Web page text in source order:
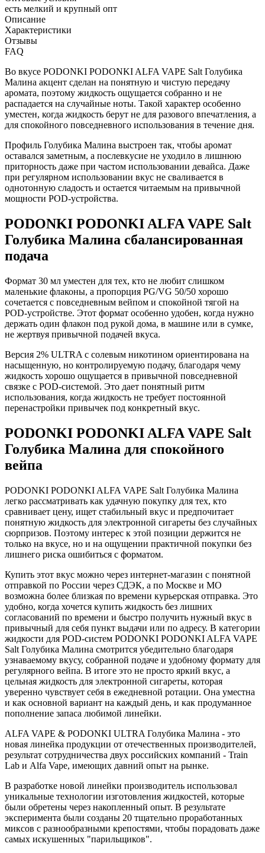
есть мелкий и крупный опт
Описание
Характеристики
Отзывы
FAQ
Во вкусе PODONKI PODONKI ALFA VAPE Salt Голубика
Малина акцент сделан на понятную и чистую передачу
аромата, поэтому жидкость ощущается собранно и не
распадается на случайные ноты. Такой характер особенно
уместен, когда жидкость берут не для разового впечатления, а
для спокойного повседневного использования в течение дня.
Профиль Голубика Малина выстроен так, чтобы аромат
оставался заметным, а послевкусие не уходило в лишнюю
приторность даже при частом использовании девайса. Даже
при регулярном использовании вкус не сваливается в
однотонную сладость и остается читаемым на привычной
мощности POD-устройства.
PODONKI PODONKI ALFA VAPE Salt
Голубика Малина сбалансированная
подача
Формат 30 мл уместен для тех, кто не любит слишком
маленькие флаконы, а пропорция PG/VG 50/50 хорошо
сочетается с повседневным вейпом и спокойной тягой на
POD-устройстве. Этот формат особенно удобен, когда нужно
держать один флакон под рукой дома, в машине или в сумке,
не жертвуя привычной подачей вкуса.
Версия 2% ULTRA с солевым никотином ориентирована на
насыщенную, но контролируемую подачу, благодаря чему
жидкость хорошо ощущается в привычной повседневной
связке с POD-системой. Это дает понятный ритм
использования, когда жидкость не требует постоянной
перенастройки привычек под конкретный вкус.
PODONKI PODONKI ALFA VAPE Salt
Голубика Малина для спокойного
вейпа
PODONKI PODONKI ALFA VAPE Salt Голубика Малина
легко рассматривать как удачную покупку для тех, кто
сравнивает цену, ищет стабильный вкус и предпочитает
понятную жидкость для электронной сигареты без случайных
сюрпризов. Поэтому интерес к этой позиции держится не
только на вкусе, но и на ощущении практичной покупки без
лишнего риска ошибиться с форматом.
Купить этот вкус можно через интернет-магазин с понятной
отправкой по России через СДЭК, а по Москве и МО
возможна более близкая по времени курьерская отправка. Это
удобно, когда хочется купить жидкость без лишних
согласований по времени и быстро получить нужный вкус в
привычный для себя пункт выдачи или по адресу. В категории
жидкости для POD-систем PODONKI PODONKI ALFA VAPE
Salt Голубика Малина смотрится убедительно благодаря
узнаваемому вкусу, собранной подаче и удобному формату для
регулярного вейпа. В итоге это не просто яркий вкус, а
цельная жидкость для электронной сигареты, которая
уверенно чувствует себя в ежедневной ротации. Она уместна
и как основной вариант на каждый день, и как продуманное
пополнение запаса любимой линейки.
ALFA VAPE & PODONKI ULTRA Голубика Малина - это
новая линейка продукции от отечественных производителей,
результат сотрудничества двух российских компаний - Train
Lab и Alfa Vape, имеющих давний опыт на рынке.
В разработке новой линейки производитель использовал
уникальные технологии изготовления жидкостей, которые
были обретены через накопленный опыт. В результате
эксперимента были созданы 20 тщательно проработанных
миксов с разнообразными крепостями, чтобы порадовать даже
самых искушенных "парильщиков".